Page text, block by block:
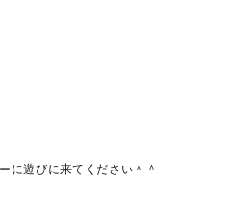
に遊びに来てください＾＾